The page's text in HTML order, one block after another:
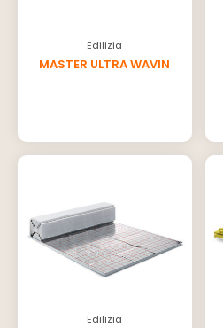
Edilizia
MASTER ULTRA WAVIN
Edilizia